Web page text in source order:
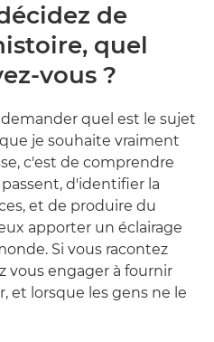
de
quel
vous ?
quel est le sujet
je souhaite vraiment
c'est de comprendre
d'identifier la
et de produire du
apporter un éclairage
Si vous racontez
vous engager à fournir
et lorsque les gens ne le